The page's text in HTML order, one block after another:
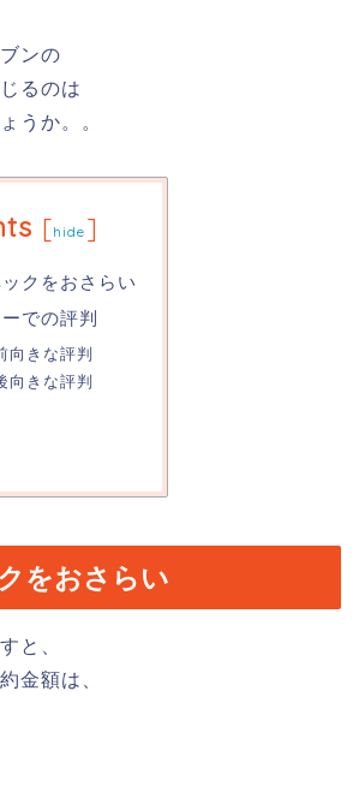
ンの
るのは
うか。。
[hide ]
クをおさらい
での評判
向きな評判
向きな評判
をおさらい
と、
金額は、